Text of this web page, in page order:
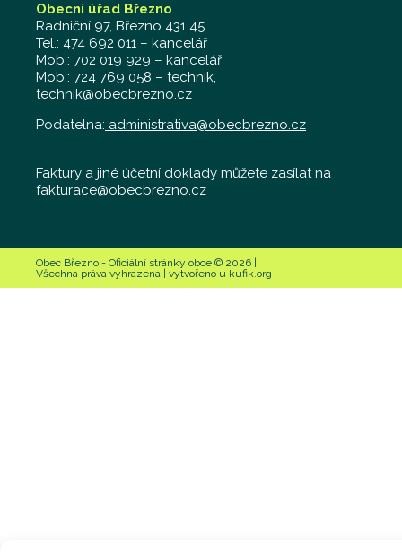
Obecní úřad Březno
Radniční 97, Březno 431 45
Tel.: 474 692 011 – kancelář
Mob.: 702 019 929 – kancelář
Mob.: 724 769 058 – technik,
technik@obecbrezno.cz
Podatelna: administrativa@obecbrezno.cz
Faktury a jiné účetní doklady můžete zasílat na
fakturace@obecbrezno.cz
Obec Březno - Oficiální stránky obce © 2026 |
Všechna práva vyhrazena | vytvořeno u kufik.org